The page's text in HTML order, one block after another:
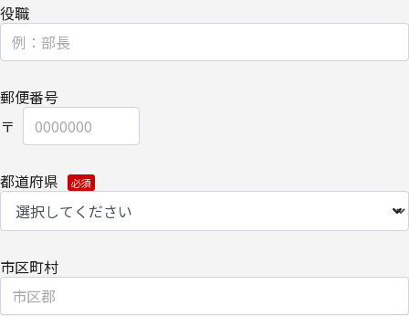
当社はご提供いただきました個人情報を安全に管理し、以下の場合
を除き、ご本人の同意なく第三者に開示・提供しません。
・上記利用目的を実施するために、適切な機密保持契約を締結した
業務委託先へ委託する場合
よびパートナー企業に提供する場合
個人情報を提供する場合は、ご提供頂いた個人情報の全ての項目に
渡しにて提供いたします。
なお、上記利用目的の範囲で利用するにあたり、当社のグループ会
役職
郵便番号
都道府県
市区町村